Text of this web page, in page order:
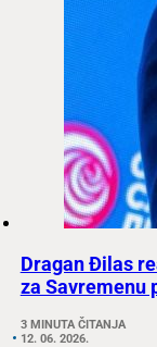
Dragan Đilas
za Savremenu
3 MINUTA ČITANJA
12. 06. 2026.